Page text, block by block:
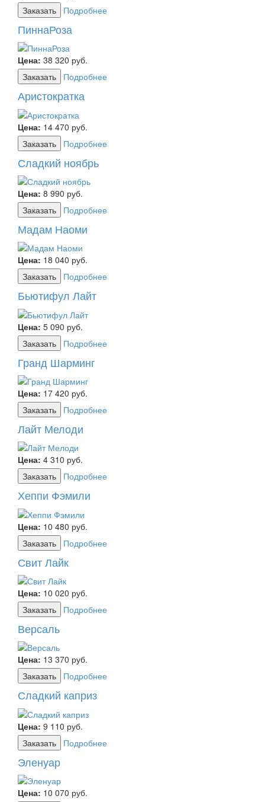
Заказать
Подробнее
ПиннаРоза
Цена: 38 320 руб.
Заказать
Подробнее
Аристократка
Цена: 14 470 руб.
Заказать
Подробнее
Сладкий ноябрь
Цена: 8 990 руб.
Заказать
Подробнее
Мадам Наоми
Цена: 18 040 руб.
Заказать
Подробнее
Бьютифул Лайт
Цена: 5 090 руб.
Заказать
Подробнее
Гранд Шарминг
Цена: 17 420 руб.
Заказать
Подробнее
Лайт Мелоди
Цена: 4 310 руб.
Заказать
Подробнее
Хеппи Фэмили
Цена: 10 480 руб.
Заказать
Подробнее
Свит Лайк
Цена: 10 020 руб.
Заказать
Подробнее
Версаль
Цена: 13 370 руб.
Заказать
Подробнее
Сладкий каприз
Цена: 9 110 руб.
Заказать
Подробнее
Эленуар
Цена: 10 070 руб.